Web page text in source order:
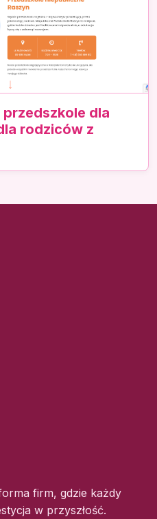
dla
rodziców z
firm, gdzie każdy
w przyszłość.